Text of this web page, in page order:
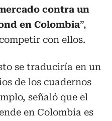
contra un
en Colombia”,
con ellos.
se traduciría en un
de los cuadernos
señaló que el
en Colombia es